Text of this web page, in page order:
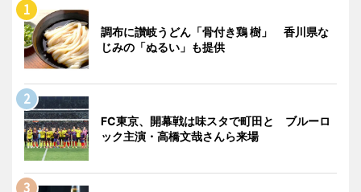
調布に讃岐うどん「骨付き鶏 樹」 香川県な
じみの「ぬるい」も提供
FC東京、開幕戦は味スタで町田と ブルーロ
ック主演・高橋文哉さんら来場